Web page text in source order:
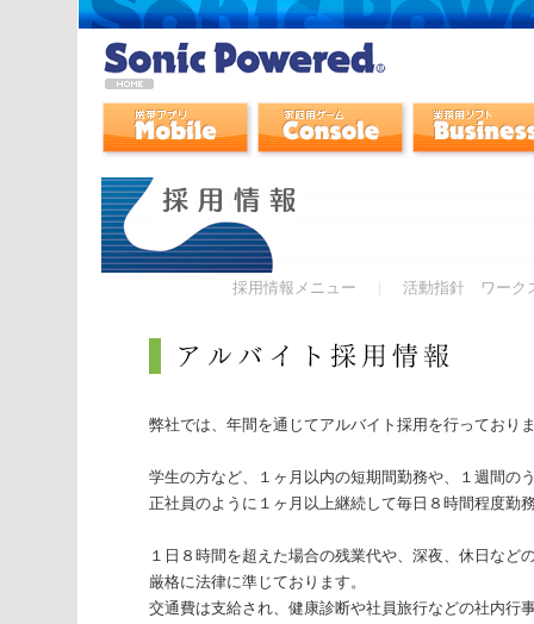
弊社では、年間を通じてアルバイト採用を行っており
学生の方など、１ヶ月以内の短期間勤務や、１週間の
正社員のように１ヶ月以上継続して毎日８時間程度勤
１日８時間を超えた場合の残業代や、深夜、休日など
厳格に法律に準じております。
交通費は支給され、健康診断や社員旅行などの社内行